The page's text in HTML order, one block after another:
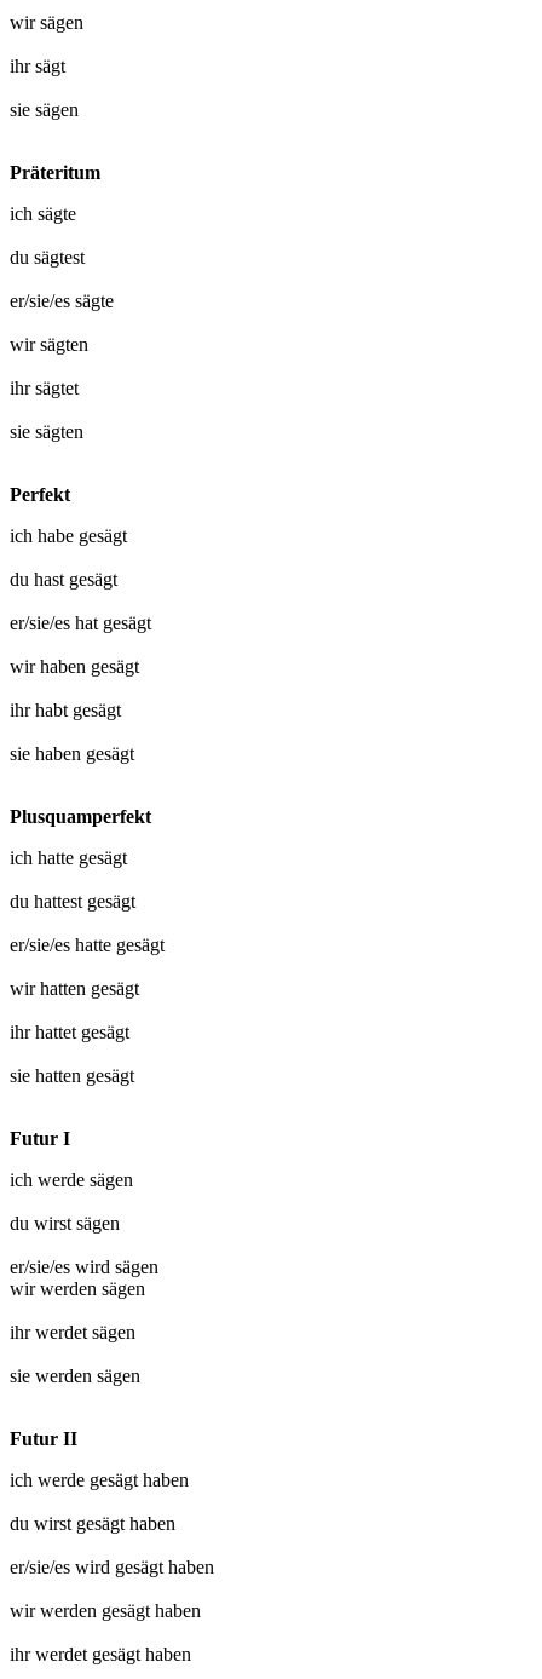
wirsägen
ihrsägt
sie sägen
Präteritum
ich sägte
du sägtest
er/sie/es sägte
wirsägten
ihrsägtet
sie sägten
Perfekt
ich habe gesägt
du hast gesägt
er/sie/es hat gesägt
wir haben gesägt
ihr habt gesägt
sie haben gesägt
Plusquamperfekt
ich hatte gesägt
du hattest gesägt
er/sie/es hatte gesägt
wir hatten gesägt
ihr hattet gesägt
sie hatten gesägt
Futur I
ich werde sägen
du wirst sägen
er/sie/es wird sägen
wir werden sägen
ihr werdet sägen
sie werden sägen
Futur II
ich werde gesägt haben
du wirst gesägt haben
er/sie/es wird gesägt haben
wir werden gesägt haben
ihr werdet gesägt haben